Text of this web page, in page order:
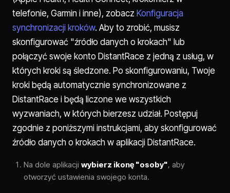
telefonie, Garmin i inne), zobacz Konfiguracja
synchronizacji kroków. Aby to zrobić, musisz
skonfigurować "źródło danych o krokach" lub
połączyć swoje konto DistantRace z jedną z usług, w
których kroki są śledzone. Po skonfigurowaniu, Twoje
kroki będą automatycznie synchronizowane z
DistantRace i będą liczone we wszystkich
wyzwaniach, w których bierzesz udział. Postępuj
zgodnie z poniższymi instrukcjami, aby skonfigurować
źródło danych o krokach w aplikacji DistantRace.
Na dole aplikacji wybierz ikonę "osoby", aby
otworzyć ustawienia swojego konta.